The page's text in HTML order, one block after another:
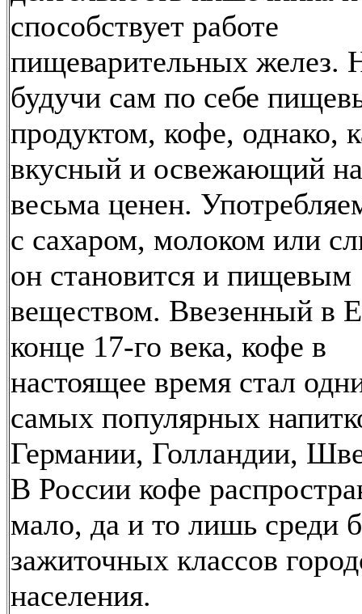
способствует работе
пищеварительных желез.
будучи сам по себе
продуктом, кофе, однако,
вкусный и освежающий
весьма ценен.
с сахаром, молоком или
он становится и пищевым
веществом. Ввезенный в
конце 17-го века, кофе в
настоящее время стал
самых популярных
Германии, Голландии,
В России кофе
мало, да и то лишь среди
зажиточных классов
населения.